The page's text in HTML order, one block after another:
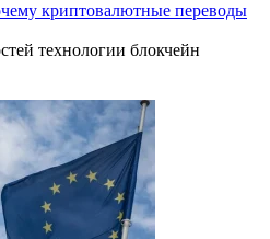
криптовалютные переводы
технологии блокчейн